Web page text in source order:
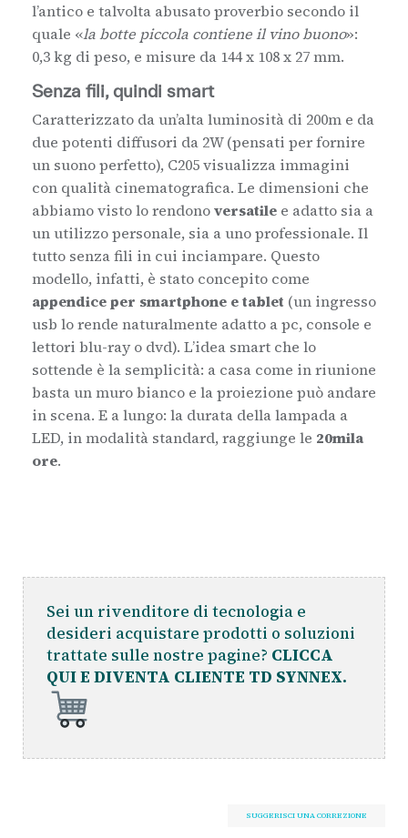
l’antico e talvolta abusato proverbio secondo il
quale «la botte piccola contiene il vino buono»:
0,3 kg di peso, e misure da 144 x 108 x 27 mm.
Senza fili, quindi smart
Caratterizzato da un’alta luminosità di 200m e da
due potenti diffusori da 2W (pensati per fornire
un suono perfetto), C205 visualizza immagini
con qualità cinematografica. Le dimensioni che
abbiamo visto lo rendonoversatile e adatto sia a
un utilizzo personale, sia a uno professionale. Il
tutto senza fili in cui inciampare. Questo
modello, infatti, è stato concepito come
appendice per smartphone e tablet (un ingresso
usb lo rende naturalmente adatto a pc, console e
lettori blu-ray o dvd). L’idea smart che lo
sottende è la semplicità: a casa come in riunione
basta un muro bianco e la proiezione può andare
in scena. E a lungo: la durata della lampada a
LED, in modalità standard, raggiunge le 20mila
ore.
Sei un rivenditore di tecnologia e
desideri acquistare prodotti o soluzioni
trattate sulle nostre pagine? CLICCA
QUI E DIVENTA CLIENTE TD SYNNEX.
SUGGERISCI UNA CORREZIONE